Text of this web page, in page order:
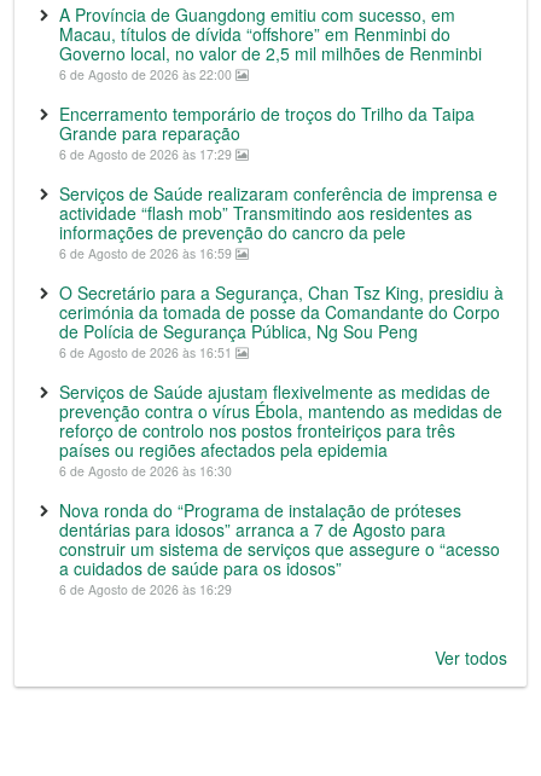
A Província de Guangdong emitiu com sucesso, em
Macau, títulos de dívida “offshore” em Renminbi do
Governo local, no valor de 2,5 mil milhões de Renminbi
6 de Agosto de 2026 às 22:00
Encerramento temporário de troços do Trilho da Taipa
Grande para reparação
6 de Agosto de 2026 às 17:29
Serviços de Saúde realizaram conferência de imprensa e
actividade “flash mob” Transmitindo aos residentes as
informações de prevenção do cancro da pele
6 de Agosto de 2026 às 16:59
O Secretário para a Segurança, Chan Tsz King, presidiu à
cerimónia da tomada de posse da Comandante do Corpo
de Polícia de Segurança Pública, Ng Sou Peng
6 de Agosto de 2026 às 16:51
Serviços de Saúde ajustam flexivelmente as medidas de
prevenção contra o vírus Ébola, mantendo as medidas de
reforço de controlo nos postos fronteiriços para três
países ou regiões afectados pela epidemia
6 de Agosto de 2026 às 16:30
Nova ronda do “Programa de instalação de próteses
dentárias para idosos” arranca a 7 de Agosto para
construir um sistema de serviços que assegure o “acesso
a cuidados de saúde para os idosos”
6 de Agosto de 2026 às 16:29
Ver todos